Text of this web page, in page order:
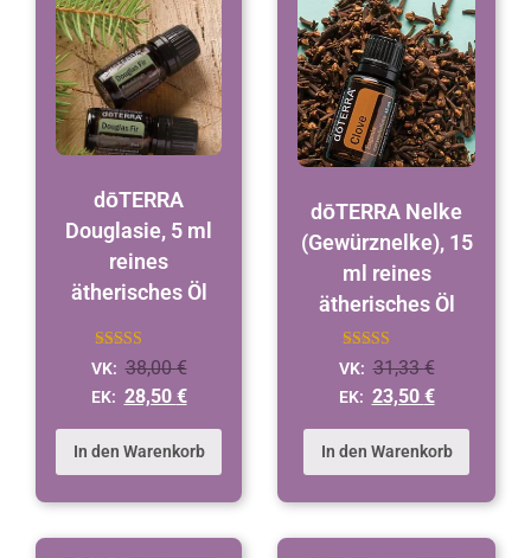
dōTERRA
Douglasie, 5 ml
reines
ätherisches Öl
Bewertet mit
5
von 5
VK: 38,00€
EK: 28,50 €
In den Warenkorb
dōTERRA Nelke
(Gewürznelke), 15
ml reines
ätherisches Öl
Bewertet
mit
4.9
von 5
VK: 31,33€
EK: 23,50 €
In den Warenkorb